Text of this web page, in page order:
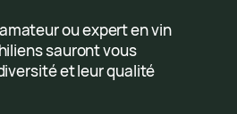
ou expert en vin
sauront vous
et leur qualité